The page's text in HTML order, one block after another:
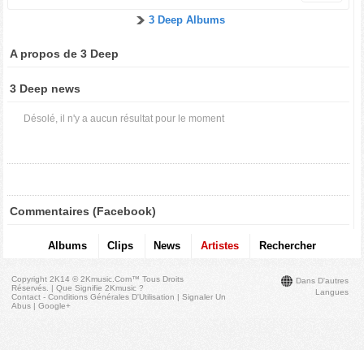
3 Deep Albums
A propos de 3 Deep
3 Deep news
Désolé, il n'y a aucun résultat pour le moment
Commentaires (Facebook)
Albums Clips News Artistes Rechercher
Dans D'autres
Langues
Copyright 2K14 © 2Kmusic.com™Tous Droits
Réservés . |Que Signifie 2Kmusic ?
Contact - Conditions Générales D'Utilisation |Signaler Un
Abus |Google+